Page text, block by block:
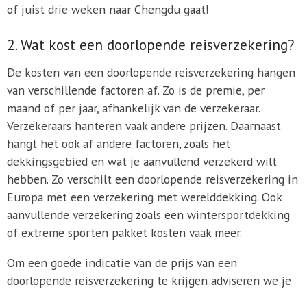
of juist drie weken naar Chengdu gaat!
2. Wat kost een doorlopende reisverzekering?
De kosten van een doorlopende reisverzekering hangen
van verschillende factoren af. Zo is de premie, per
maand of per jaar, afhankelijk van de verzekeraar.
Verzekeraars hanteren vaak andere prijzen. Daarnaast
hangt het ook af andere factoren, zoals het
dekkingsgebied en wat je aanvullend verzekerd wilt
hebben. Zo verschilt een doorlopende reisverzekering in
Europa met een verzekering met werelddekking. Ook
aanvullende verzekering zoals een wintersportdekking
of extreme sporten pakket kosten vaak meer.
Om een goede indicatie van de prijs van een
doorlopende reisverzekering te krijgen adviseren we je